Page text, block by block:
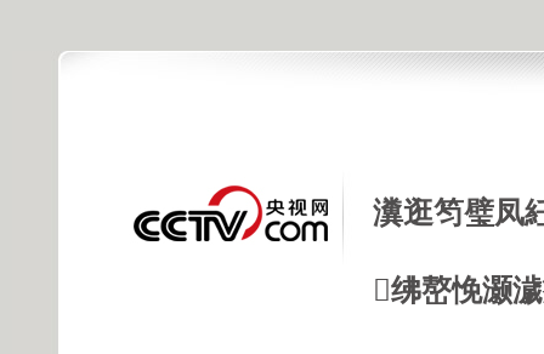
瀵逛笉璧凤
绋嶅悗灏